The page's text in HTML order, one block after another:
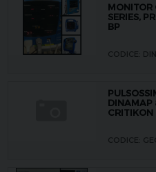
MONITOR
SERIES,
BP
CODICE:
DINAMAP
CRITIKON
CODICE: